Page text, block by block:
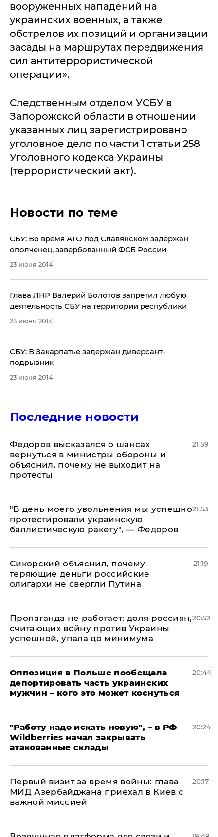
вооруженных нападений на
украинских военных, а также
обстрелов их позиций и организации
засады на маршрутах передвижения
сил антитеррористической
операции».
Следственным отделом УСБУ в
Запорожской области в отношении
указанных лиц зарегистрировано
уголовное дело по части 1 статьи 258
Уголовного кодекса Украины
(террористический акт).
Новости по теме
СБУ: Во время АТО под Славянском задержан
ополченец, завербованный ФСБ России
23 июня 2014
Глава ЛНР Валерий Болотов запретил любую
деятельность СБУ на территории республики
23 июня 2014
СБУ: В Закарпатье задержан диверсант-
подрывник
23 июня 2014
Последние новости
Федоров высказался о шансах
вернуться в министры обороны и
объяснил, почему не выходит на
протесты
21:59
​"В день моего увольнения мы успешно
протестировали украинскую
баллистическую ракету", — Федоров
21:53
Сикорский объяснил, почему
теряющие деньги российские
олигархи не свергли Путина
21:19
​Пропаганда не работает: доля россиян,
считающих войну против Украины
успешной, упала до минимума
20:52
Оппозиция в Польше пообещала
депортировать часть украинских
мужчин – кого это может коснуться
20:44
"Работу надо искать новую", – в РФ
Wildberries начал закрывать
атакованные склады
20:24
Первый визит за время войны: глава
МИД Азербайджана приехал в Киев с
важной миссией
20:17